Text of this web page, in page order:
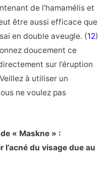
de l’hamamélis et
être aussi efficace que
en double aveugle. (12)
doucement ce
sur l’éruption
à utiliser un
ne voulez pas
« Maskne » :
du visage due au